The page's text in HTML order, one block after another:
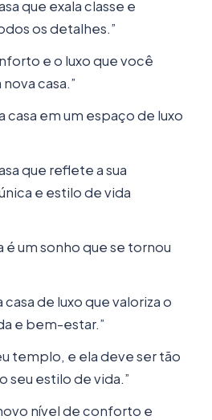
que exala classe e
os detalhes.”
e o luxo que você
casa.”
casa em um espaço de luxo
que reflete a sua
e estilo de vida
é um sonho que se tornou
casa de luxo que valoriza o
e bem-estar.”
templo, e ela deve ser tão
seu estilo de vida.”
nível de conforto e